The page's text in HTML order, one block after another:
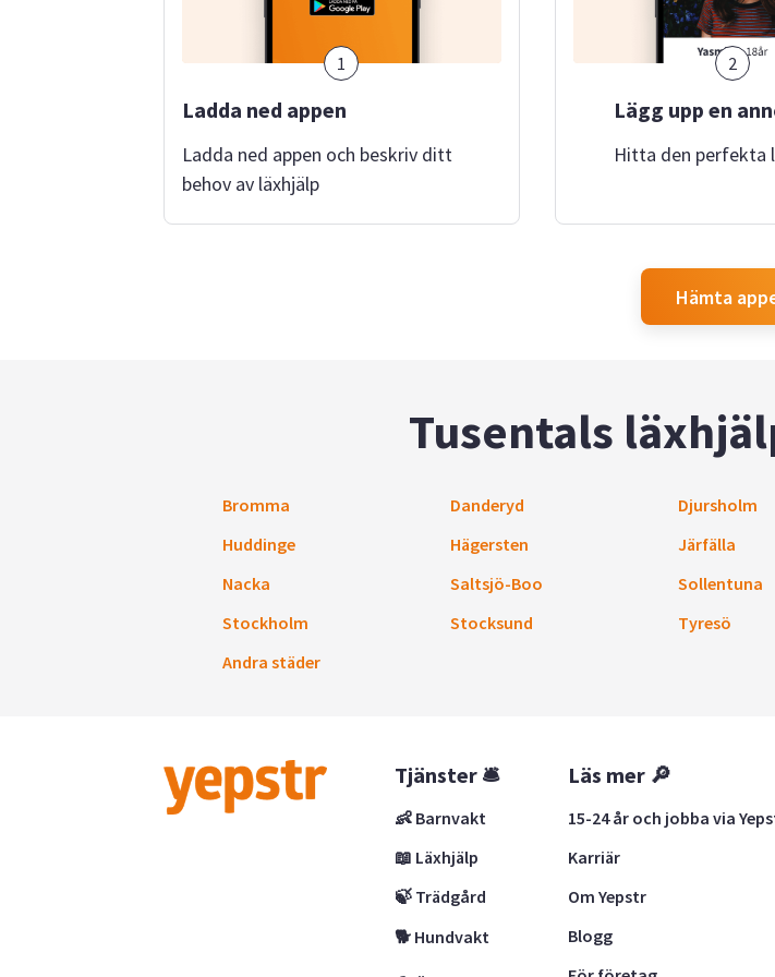
1
Ladda ned appen
Ladda ned appen och beskriv ditt
behov av läxhjälp
2
Lägg upp en
Hitta den perfekta
Hämta
Tusentals
Bromma Danderyd Djursholm
Huddinge
Hägersten Järfälla
Nacka
Saltsjö-Boo Sollentuna
Stockholm
Stocksund Tyresö
Andra städer
Tjänster 🛎
👶 Barnvakt
📖 Läxhjälp
🍃 Trädgård
🐕 Hundvakt
Läs mer 🔎
15-24 år och jobba via
Karriär
Om Yepstr
Blogg